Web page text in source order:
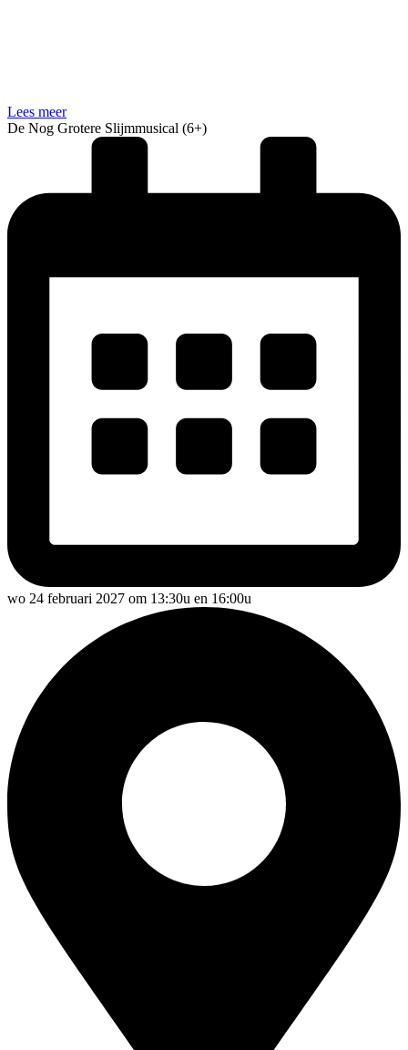
Lees meer
De Nog Grotere Slijmmusical (6+)
wo 24 februari 2027 om 13:30u en 16:00u